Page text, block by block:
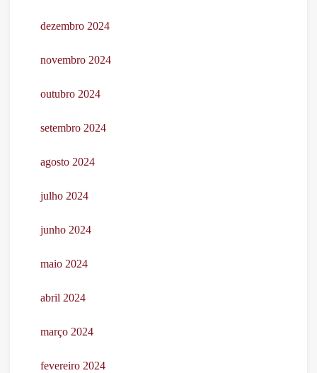
dezembro 2024
novembro 2024
outubro 2024
setembro 2024
agosto 2024
julho 2024
junho 2024
maio 2024
abril 2024
março 2024
fevereiro 2024